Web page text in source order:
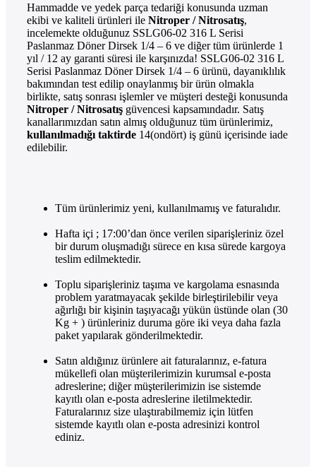
Hammadde ve yedek parça tedariği konusunda uzman
ekibi ve kaliteli ürünleri ile Nitroper / Nitrosatış,
incelemekte olduğunuz SSLG06-02 316 L Serisi
Paslanmaz Döner Dirsek 1/4 – 6 ve diğer tüm ürünlerde 1
yıl / 12 ay garanti süresi ile karşınızda! SSLG06-02 316 L
Serisi Paslanmaz Döner Dirsek 1/4 – 6 ürünü, dayanıklılık
bakımından test edilip onaylanmış bir ürün olmakla
birlikte, satış sonrası işlemler ve müşteri desteği konusunda
Nitroper / Nitrosatış güvencesi kapsamındadır. Satış
kanallarımızdan satın almış olduğunuz tüm ürünlerimiz,
kullanılmadığı taktirde 14(ondört) iş günü içerisinde iade
edilebilir.
Tüm ürünlerimiz yeni, kullanılmamış ve faturalıdır.
Hafta içi ; 17:00’dan önce verilen siparişleriniz özel
bir durum oluşmadığı sürece en kısa sürede kargoya
teslim edilmektedir.
Toplu siparişleriniz taşıma ve kargolama esnasında
problem yaratmayacak şekilde birleştirilebilir veya
ağırlığı bir kişinin taşıyacağı yükün üstünde olan (30
Kg + ) ürünleriniz duruma göre iki veya daha fazla
paket yapılarak gönderilmektedir.
Satın aldığınız ürünlere ait faturalarınız, e-fatura
mükellefi olan müşterilerimizin kurumsal e-posta
adreslerine; diğer müşterilerimizin ise sistemde
kayıtlı olan e-posta adreslerine iletilmektedir.
Faturalarınız size ulaştırabilmemiz için lütfen
sistemde kayıtlı olan e-posta adresinizi kontrol
ediniz.